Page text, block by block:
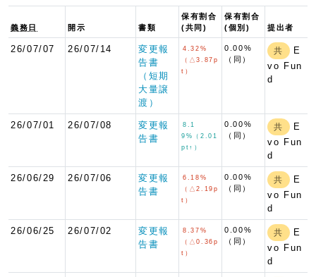
義務日 開示 書類
保有割合
(共同)
保有割合
(個別)
提出者
26/07/07 26/07/14
変更報
告書
（短期
大量譲
渡）
4.32%
（△3.87p
t）
0.00%
（同）
共
E
vo Fun
d
26/07/01 26/07/08
変更報
告書
8.1
9%（2.01
pt↑）
0.00%
（同）
共
E
vo Fun
d
26/06/29 26/07/06
変更報
告書
6.18%
（△2.19p
t）
0.00%
（同）
共
E
vo Fun
d
26/06/25 26/07/02
変更報
告書
8.37%
（△0.36p
t）
0.00%
（同）
共
E
vo Fun
d